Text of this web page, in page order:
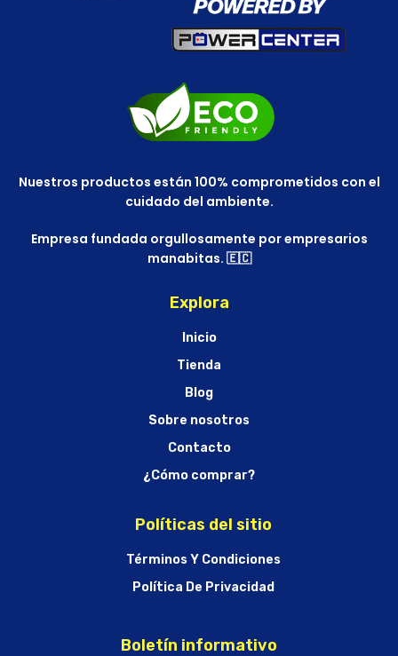
Nuestros productos están 100% comprometidos con el
cuidado del ambiente.
Empresa fundada orgullosamente por empresarios
manabitas. 🇪🇨
Explora
Inicio
Tienda
Blog
Sobre nosotros
Contacto
¿Cómo comprar?
Políticas del sitio
Términos Y Condiciones
Política De Privacidad
Boletín informativo